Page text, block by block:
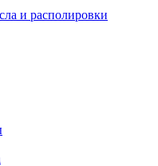
и располировки